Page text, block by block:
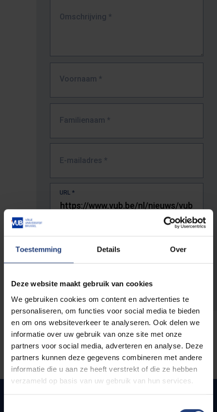
Toestemming Details Over
Deze website maakt gebruik van cookies
We gebruiken cookies om content en advertenties te
personaliseren, om functies voor social media te bieden
en om ons websiteverkeer te analyseren. Ook delen we
informatie over uw gebruik van onze site met onze
partners voor social media, adverteren en analyse. Deze
partners kunnen deze gegevens combineren met andere
informatie die u aan ze heeft verstrekt of die ze hebben
verzameld op basis van uw gebruik van hun services.
Omschrijving *
Voornaam *
Familienaam *
E-mailadres *
URL *
De volledige URL van de pagina waar je de fout zag.